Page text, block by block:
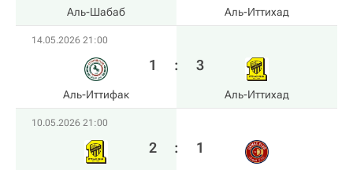
Аль-Шабаб Аль-Иттихад
14.05.2026 21:00
Аль-Иттифак
1 : 3
Аль-Иттихад
10.05.2026 21:00
2 : 1